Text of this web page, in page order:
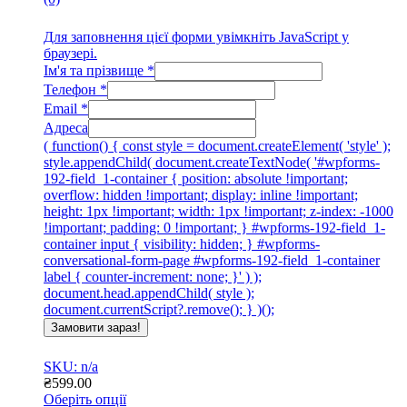
Для заповнення цієї форми увімкніть JavaScript у
браузері.
Ім'я та прізвище *
Телефон *
Email *
Адреса
( function() { const style = document.createElement( 'style' );
style.appendChild( document.createTextNode( '#wpforms-
192-field_1-container { position: absolute !important;
overflow: hidden !important; display: inline !important;
height: 1px !important; width: 1px !important; z-index: -1000
!important; padding: 0 !important; } #wpforms-192-field_1-
container input { visibility: hidden; } #wpforms-
conversational-form-page #wpforms-192-field_1-container
label { counter-increment: none; }' ) );
document.head.appendChild( style );
document.currentScript?.remove(); } )();
Замовити зараз!
SKU: n/a
₴599.00
Оберіть опції